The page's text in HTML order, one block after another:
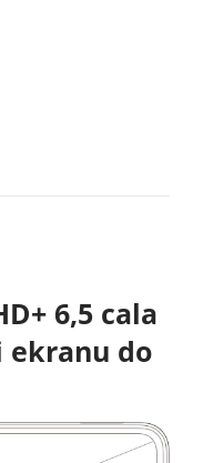
6,5 cala
ekranu do